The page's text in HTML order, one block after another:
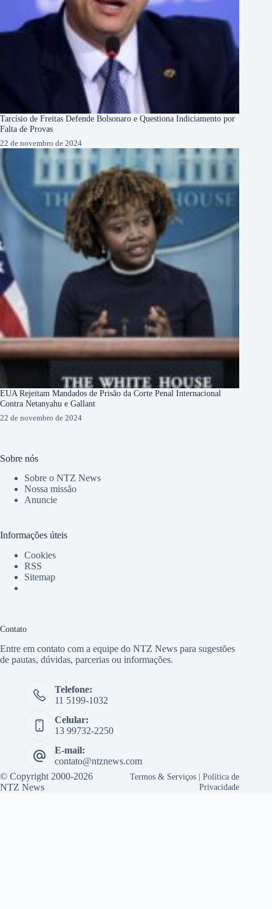
Tarcísio de Freitas Defende Bolsonaro e Questiona Indiciamento por
Falta de Provas
22 de novembro de 2024
EUA Rejeitam Mandados de Prisão da Corte Penal Internacional
Contra Netanyahu e Gallant
22 de novembro de 2024
Sobre nós
Sobre o NTZ News
Nossa missão
Anuncie
Informações úteis
Cookies
RSS
Sitemap
Contato
Entre em contato com a equipe do NTZ News para sugestões
de pautas, dúvidas, parcerias ou informações.
Telefone:
11 5199-1032
Celular:
13 99732-2250
E-mail:
contato@ntznews.com
© Copyright 2000-2026
NTZ News
Termos & Serviços |Política de
Privacidade